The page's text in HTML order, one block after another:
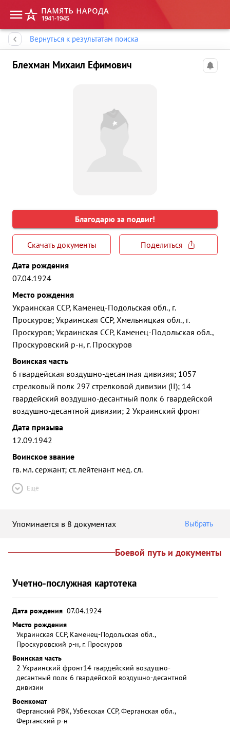
Вернуться к результатам поиска
Блехман Михаил Ефимович
Благодарю за подвиг!
Скачать документы
Поделиться
Дата рождения
07.04.1924
Место рождения
Украинская ССР, Каменец-Подольская обл., г.
Проскуров; Украинская ССР, Хмельницкая обл., г.
Проскуров; Украинская ССР, Каменец-Подольская обл.,
Проскуровский р-н, г. Проскуров
Воинская часть
6 гвардейская воздушно-десантная дивизия; 1057
стрелковый полк 297 стрелковой дивизии (II); 14
гвардейский воздушно-десантный полк 6 гвардейской
воздушно-десантной дивизии; 2 Украинский фронт
Дата призыва
12.09.1942
Воинское звание
гв. мл. сержант; ст. лейтенант мед. сл.
Ещё
Упоминается в 8 документах Выбрать
Боевой путь и документы
Учетно-послужная картотека
Дата рождения 07.04.1924
Место рождения
Украинская ССР, Каменец-Подольская обл.,
Проскуровский р-н, г. Проскуров
Воинская часть
2 Украинский фронт14 гвардейский воздушно-
десантный полк 6 гвардейской воздушно-десантной
дивизии
Военкомат
Ферганский РВК, Узбекская ССР, Ферганская обл.,
Ферганский р-н
Память народа